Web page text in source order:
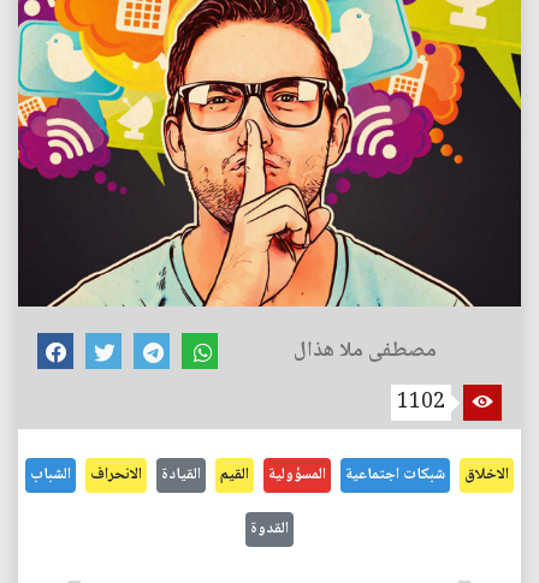
مصطفى ملا هذال
1102
الاخلاق شبكات اجتماعية المسؤولية القيم القيادة الانحراف الشباب
القدوة